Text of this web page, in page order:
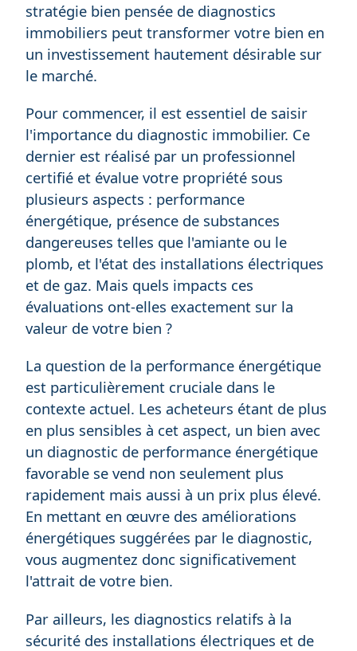
stratégie bien pensée de diagnostics
immobiliers peut transformer votre bien en
un investissement hautement désirable sur
le marché.
Pour commencer, il est essentiel de saisir
l'importance du diagnostic immobilier. Ce
dernier est réalisé par un professionnel
certifié et évalue votre propriété sous
plusieurs aspects : performance
énergétique, présence de substances
dangereuses telles que l'amiante ou le
plomb, et l'état des installations électriques
et de gaz. Mais quels impacts ces
évaluations ont-elles exactement sur la
valeur de votre bien ?
La question de la performance énergétique
est particulièrement cruciale dans le
contexte actuel. Les acheteurs étant de plus
en plus sensibles à cet aspect, un bien avec
un diagnostic de performance énergétique
favorable se vend non seulement plus
rapidement mais aussi à un prix plus élevé.
En mettant en œuvre des améliorations
énergétiques suggérées par le diagnostic,
vous augmentez donc significativement
l'attrait de votre bien.
Par ailleurs, les diagnostics relatifs à la
sécurité des installations électriques et de